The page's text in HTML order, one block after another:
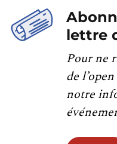
lettre
Pour ne
de
notre